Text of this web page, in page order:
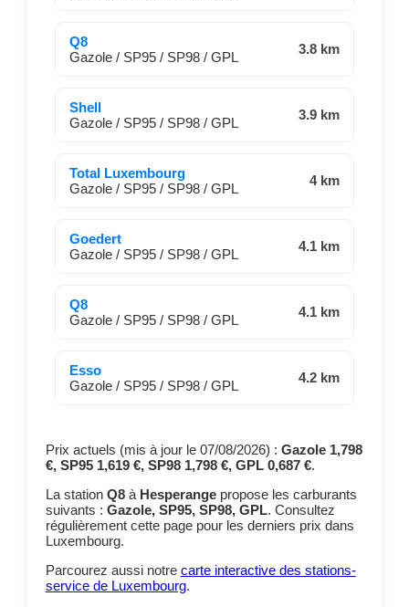
Q8
Gazole / SP95 / SP98 / GPL
3.8 km
Shell
Gazole / SP95 / SP98 / GPL
3.9 km
Total Luxembourg
Gazole / SP95 / SP98 / GPL
4 km
Goedert
Gazole / SP95 / SP98 / GPL
4.1 km
Q8
Gazole / SP95 / SP98 / GPL
4.1 km
Esso
Gazole / SP95 / SP98 / GPL
4.2 km
Prix actuels (mis à jour le 07/08/2026) : Gazole 1,798
€, SP95 1,619 €, SP98 1,798 €, GPL 0,687 €.
La station Q8à Hesperangepropose les carburants
suivants : Gazole, SP95, SP98, GPL. Consultez
régulièrement cette page pour les derniers prix dans
Luxembourg.
Parcourez aussi notre carte interactive des stations-
service de Luxembourg.